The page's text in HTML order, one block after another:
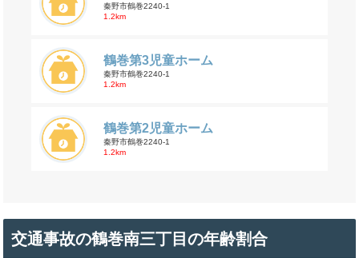
秦野市鶴巻2240-1
1.2km
鶴巻第3児童ホーム
秦野市鶴巻2240-1
1.2km
鶴巻第2児童ホーム
秦野市鶴巻2240-1
1.2km
交通事故の鶴巻南三丁目の年齢割合